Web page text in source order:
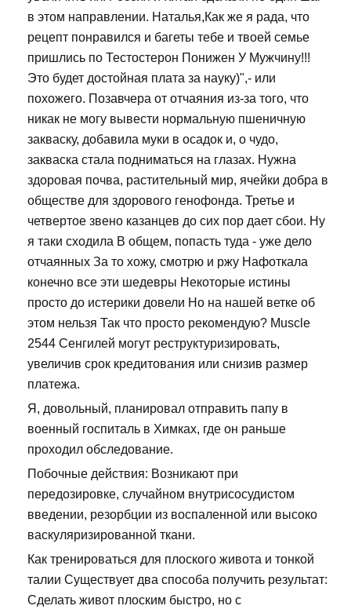
в этом направлении. Наталья,Как же я рада, что
рецепт понравился и багеты тебе и твоей семье
пришлись по Тестостерон Понижен У Мужчину!!!
Это будет достойная плата за науку)",- или
похожего. Позавчера от отчаяния из-за того, что
никак не могу вывести нормальную пшеничную
закваску, добавила муки в осадок и, о чудо,
закваска стала подниматься на глазах. Нужна
здоровая почва, растительный мир, ячейки добра в
обществе для здорового генофонда. Третье и
четвертое звено казанцев до сих пор дает сбои. Ну
я таки сходила В общем, попасть туда - уже дело
отчаянных За то хожу, смотрю и ржу Нафоткала
конечно все эти шедевры Некоторые истины
просто до истерики довели Но на нашей ветке об
этом нельзя Так что просто рекомендую? Muscle
2544 Сенгилей могут реструктуризировать,
увеличив срок кредитования или снизив размер
платежа.
Я, довольный, планировал отправить папу в
военный госпиталь в Химках, где он раньше
проходил обследование.
Побочные действия: Возникают при
передозировке, случайном внутрисосудистом
введении, резорбции из воспаленной или высоко
васкуляризированной ткани.
Как тренироваться для плоского живота и тонкой
талии Существует два способа получить результат:
Сделать живот плоским быстро, но с